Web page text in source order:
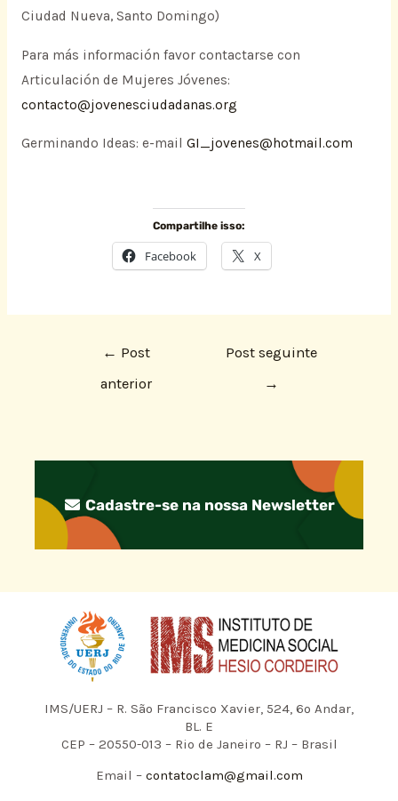
Ciudad Nueva, Santo Domingo)
Para más información favor contactarse con
Articulación de Mujeres Jóvenes:
contacto@jovenesciudadanas.org
Germinando Ideas: e-mail GI_jovenes@hotmail.com
Compartilhe isso:
Facebook X
← Post
anterior
Post seguinte
→
Cadastre-se na nossa Newsletter
IMS/UERJ – R. São Francisco Xavier, 524, 6º Andar,
BL. E
CEP – 20550-013 – Rio de Janeiro – RJ – Brasil
Email –contatoclam@gmail.com